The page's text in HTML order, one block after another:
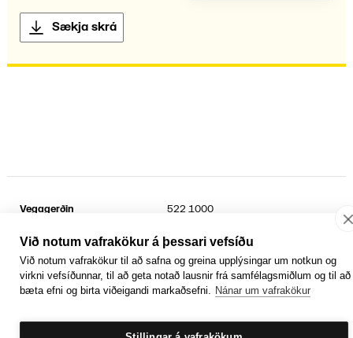
Sækja skrá
Vegagerðin
210 Garðabær
522 1000
Sími umferðarþjónustu
Laus störf
Persónuvernd og öryggi gagna
Hafa samband
Facebook
YouTube
Við notum vafrakökur á þessari vefsíðu
Við notum vafrakökur til að safna og greina upplýsingar um notkun og
virkni vefsíðunnar, til að geta notað lausnir frá samfélagsmiðlum og til að
bæta efni og birta viðeigandi markaðsefni. Nánar um vafrakökur